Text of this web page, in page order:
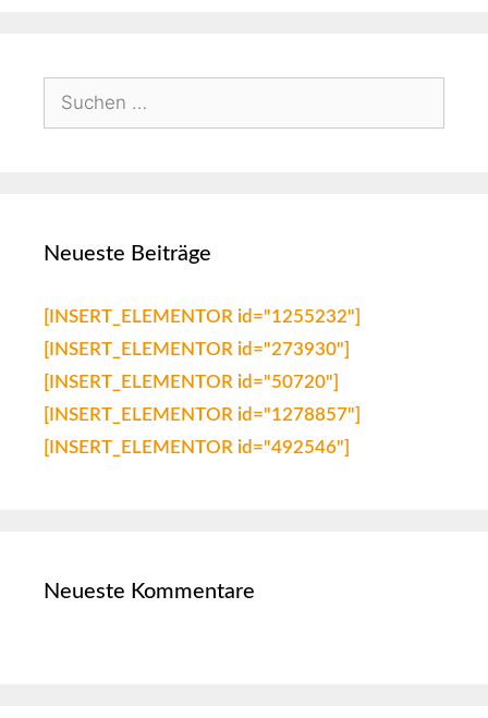
Neueste Beiträge
[INSERT_ELEMENTOR id="1255232"]
[INSERT_ELEMENTOR id="273930"]
[INSERT_ELEMENTOR id="50720"]
[INSERT_ELEMENTOR id="1278857"]
[INSERT_ELEMENTOR id="492546"]
Neueste Kommentare